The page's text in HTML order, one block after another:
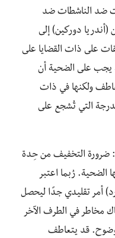
ضد الناشطات ضد
(أندريا دوركين) إلى
على ذات القضايا على
يجب على الضحية أن
ولكنها في ذات
التي تُشجع على
ضرورة التخفيف من حِدة
الضحية. رُبما اعتبر
أمر تقليدي جدًا ليحصل
مخاطر في الطرف الآخر
قد يتعاطف